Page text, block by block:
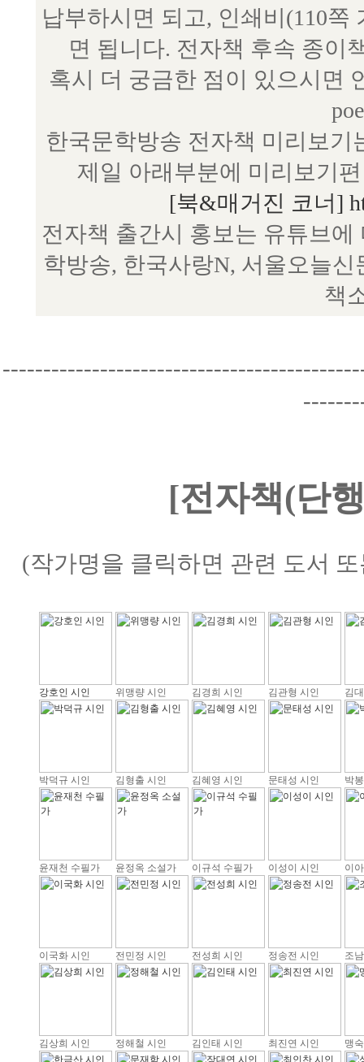
납부하시면 되고, 인쇄비(110
면 됩니다. 전자책 후속 종이
혹시 더 궁금한 점이 있으시면
한국문학방송 전자책 미리보
제일 아래부분에 미리보기
[북&매거진 코너]
전자책 출간시 홍보는 유튜브
학방송, 한국사랑N, 서울오늘
책
[전자책(단
(작가명을 클릭하면 관련 도서
강호인 시인 위맹량 시인 김경희 시인 김관형 시인 김
박덕규 시인 김형출 시인 김혜영 시인 문태성 시인 박
윤재천 수필가 윤정옥 소설가 이규석 수필가 이성이 시인 이
이국화 시인 전민정 시인 전성희 시인 정송전 시인 조
김상희 시인 정해철 시인 김인태 시인 최진연 시인 맹